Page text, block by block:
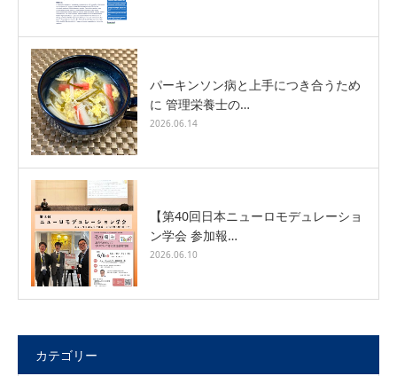
パーキンソン病と上手につき合うため
に 管理栄養士の…
2026.06.14
【第40回日本ニューロモデュレーショ
ン学会 参加報…
2026.06.10
カテゴリー